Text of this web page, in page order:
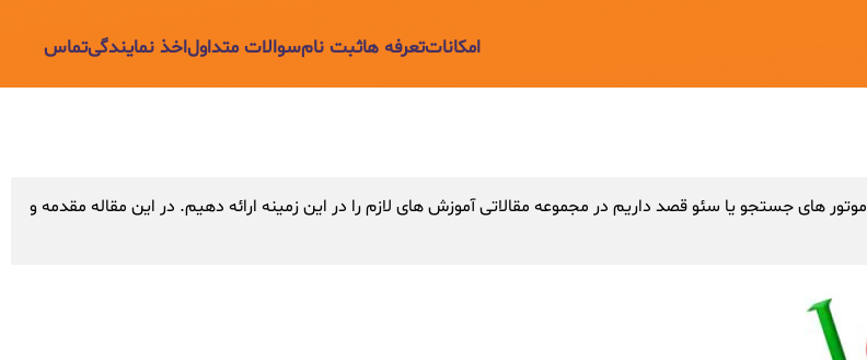
امکاناتتعرفه هاثبت نامسوالات متداولاخذ نمایندگیتماس
های جستجو یا سئو قصد داریم در مجموعه مقالاتی آموزش های لازم را در این زمینه ارائه دهیم. در این مقاله مقدمه و